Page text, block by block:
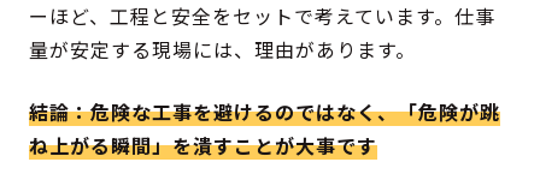
ーほど、工程と安全をセットで考えています。仕事
量が安定する現場には、理由があります。
結論：危険な工事を避けるのではなく、「危険が跳
ね上がる瞬間」を潰すことが大事です